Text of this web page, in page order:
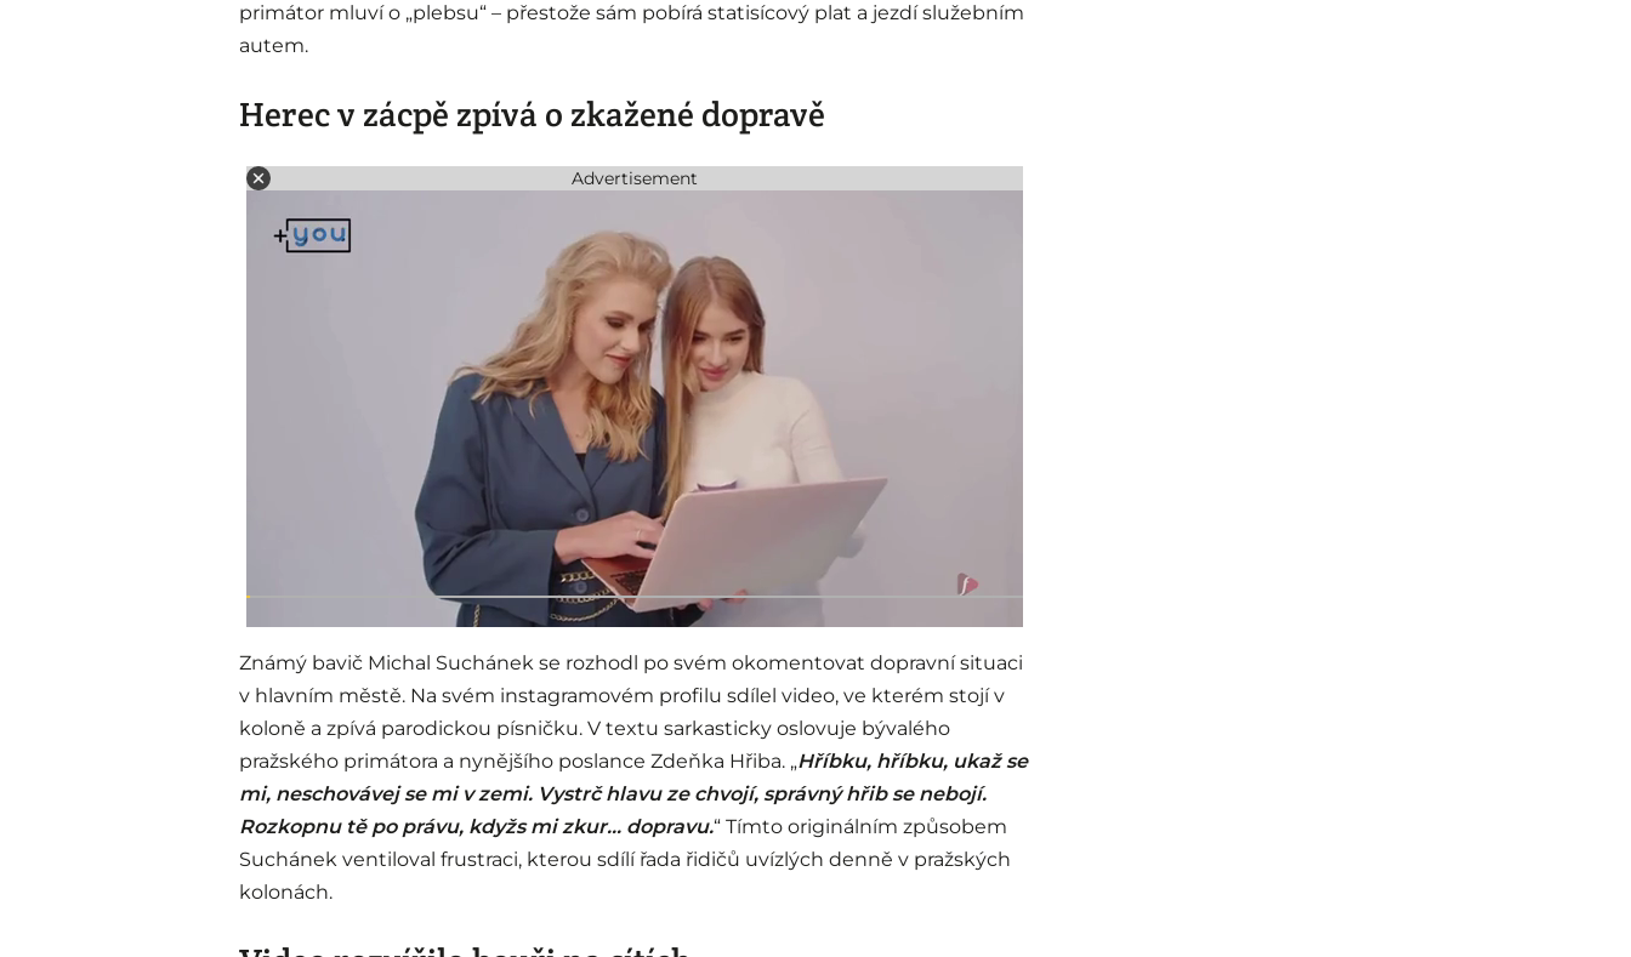
primátor mluví o „plebsu“ – přestože sám pobírá statisícový plat a jezdí služebním
autem.
Herec v zácpě zpívá o zkažené dopravě
Advertisement
Známý bavič Michal Suchánek se rozhodl po svém okomentovat dopravní situaci
v hlavním městě. Na svém instagramovém profilu sdílel video, ve kterém stojí v
koloně a zpívá parodickou písničku. V textu sarkasticky oslovuje bývalého
pražského primátora a nynějšího poslance Zdeňka Hřiba. „Hříbku, hříbku, ukaž se
mi, neschovávej se mi v zemi. Vystrč hlavu ze chvojí, správný hřib se nebojí.
Rozkopnu tě po právu, kdyžs mi zkur… dopravu.“ Tímto originálním způsobem
Suchánek ventiloval frustraci, kterou sdílí řada řidičů uvízlých denně v pražských
kolonách.